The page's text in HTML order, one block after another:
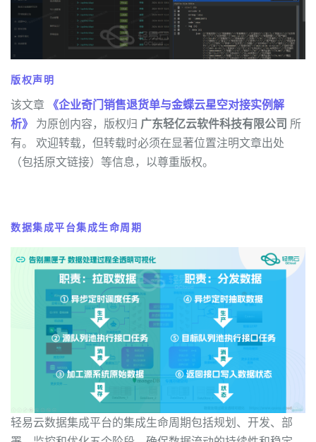
版权声明
该文章 《企业奇门销售退货单与金蝶云星空对接实例解
析》 为原创内容，版权归 广东轻亿云软件科技有限公司 所
有。 欢迎转载，但转载时必须在显著位置注明文章出处
（包括原文链接）等信息，以尊重版权。
数据集成平台集成生命周期
轻易云数据集成平台的集成生命周期包括规划、开发、部